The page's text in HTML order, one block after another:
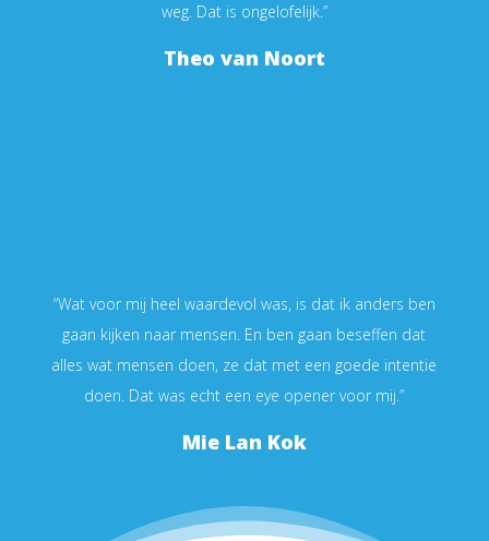
weg. Dat is ongelofelijk.”
Theo van Noort
“Wat voor mij heel waardevol was, is dat ik anders ben
gaan kijken naar mensen. En ben gaan beseffen dat
alles wat mensen doen, ze dat met een goede intentie
doen. Dat was echt een eye opener voor mij.”
Mie Lan Kok